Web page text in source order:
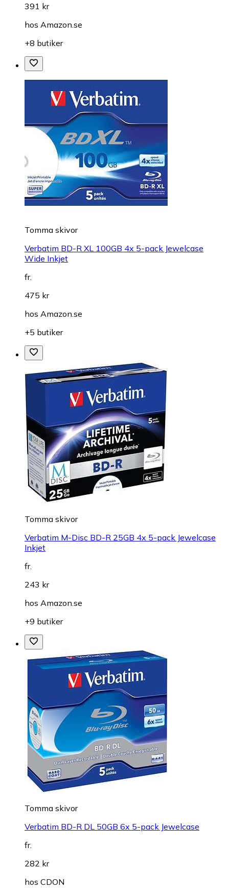
391 kr
hos Amazon.se
+8 butiker
Tomma skivor
Verbatim BD-R XL 100GB 4x 5-pack Jewelcase
Wide Inkjet
fr.
475 kr
hos Amazon.se
+5 butiker
Tomma skivor
Verbatim M-Disc BD-R 25GB 4x 5-pack Jewelcase
Inkjet
fr.
243 kr
hos Amazon.se
+9 butiker
Tomma skivor
Verbatim BD-R DL 50GB 6x 5-pack Jewelcase
fr.
282 kr
hos CDON